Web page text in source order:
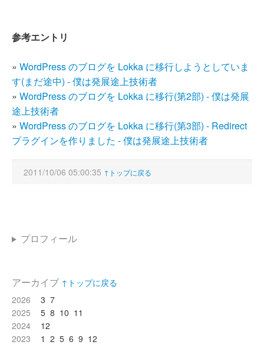
参考エントリ
» WordPress のブログを Lokka に移行しようとしていま
す(まだ途中) - 僕は発展途上技術者
» WordPress のブログを Lokka に移行(第2部) - 僕は発展
途上技術者
» WordPress のブログを Lokka に移行(第3部) - Redirect
プラグインを作りました - 僕は発展途上技術者
2011/10/06 05:00:35 ↑トップに戻る
プロフィール
アーカイブ ↑トップに戻る
2026
3 7
2025
5 8 10 11
2024
12
2023
1 2 5 6 9 12